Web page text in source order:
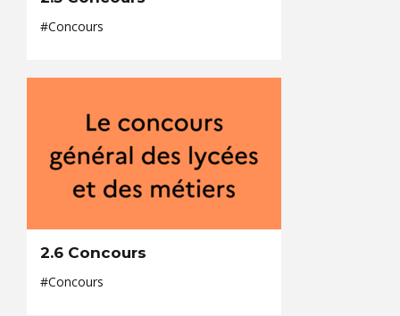
#Concours
2.6 Concours
#Concours